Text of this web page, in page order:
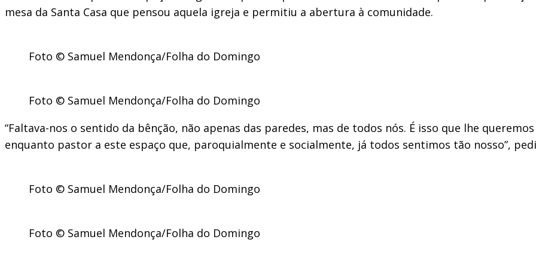
mesa da Santa Casa que pensou aquela igreja e permitiu a abertura à comunidade.
Foto © Samuel Mendonça/Folha do Domingo
Foto © Samuel Mendonça/Folha do Domingo
“Faltava-nos o sentido da bênção, não apenas das paredes, mas de todos nós. É isso que lhe
enquanto pastor a este espaço que, paroquialmente e socialmente, já todos sentimos tão nosso”,
Foto © Samuel Mendonça/Folha do Domingo
Foto © Samuel Mendonça/Folha do Domingo